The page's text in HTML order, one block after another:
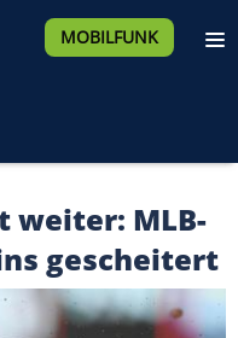
MOBILFUNK
weiter: MLB-
gescheitert